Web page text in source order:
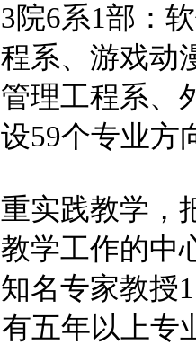
6系1部：软
系、游戏动
理工程系、
59个专业方
践教学，
学工作的中
名专家教授
五年以上专